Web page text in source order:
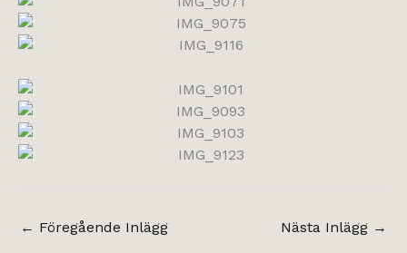
← Föregående Inlägg Nästa Inlägg →